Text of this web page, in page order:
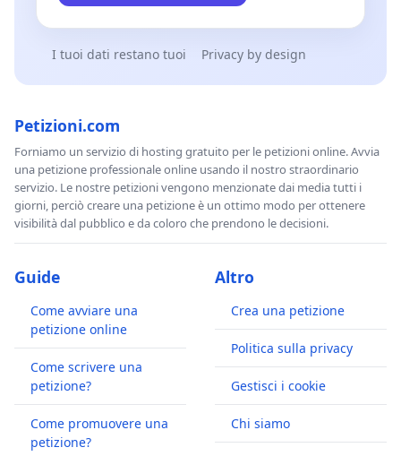
I tuoi dati restano tuoi Privacy by design
Petizioni.com
Forniamo un servizio di hosting gratuito per le petizioni online. Avvia
una petizione professionale online usando il nostro straordinario
servizio. Le nostre petizioni vengono menzionate dai media tutti i
giorni, perciò creare una petizione è un ottimo modo per ottenere
visibilità dal pubblico e da coloro che prendono le decisioni.
Guide
Come avviare una
petizione online
Come scrivere una
petizione?
Come promuovere una
petizione?
Altro
Crea una petizione
Politica sulla privacy
Gestisci i cookie
Chi siamo